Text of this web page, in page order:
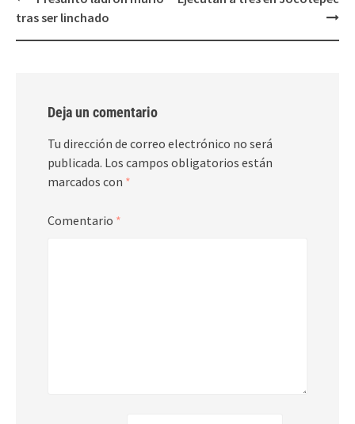
navigation
tras ser linchado
Deja un comentario
Tu dirección de correo electrónico no será
publicada. Los campos obligatorios están
marcados con *
Comentario *